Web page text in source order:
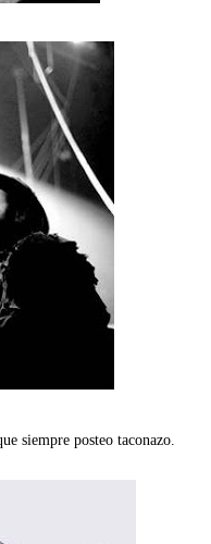
siempre posteo taconazo.